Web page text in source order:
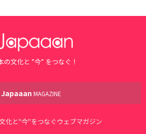
の文化と ”今” をつなぐ！
Japaaan MAGAZINE
化と"今"をつなぐウェブマガジン